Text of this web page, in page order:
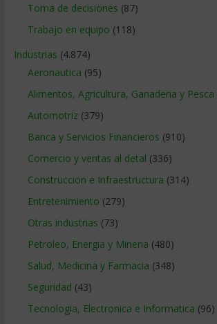
Toma de decisiones (87)
Trabajo en equipo (118)
Industrias (4.874)
Aeronautica (95)
Alimentos, Agricultura, Ganaderia y Pesca
Automotriz(379)
Banca y Servicios Financieros (910)
Comercio y ventas al detal (336)
Construccion e Infraestructura (314)
Entretenimiento (279)
Otras industrias (73)
Petroleo, Energia y Mineria (480)
Salud, Medicina y Farmacia (348)
Seguridad (43)
Tecnologia, Electronica e Informatica (96)